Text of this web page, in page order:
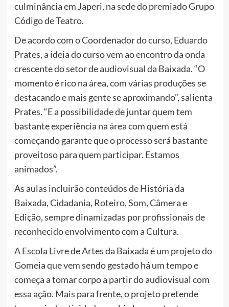
culminância em Japeri, na sede do premiado Grupo
Código de Teatro.
De acordo com o Coordenador do curso, Eduardo
Prates, a ideia do curso vem ao encontro da onda
crescente do setor de audiovisual da Baixada. “O
momento é rico na área, com várias produções se
destacando e mais gente se aproximando”, salienta
Prates. “E a possibilidade de juntar quem tem
bastante experiência na área com quem está
começando garante que o processo será bastante
proveitoso para quem participar. Estamos
animados”.
As aulas incluirão conteúdos de História da
Baixada, Cidadania, Roteiro, Som, Câmera e
Edição, sempre dinamizadas por profissionais de
reconhecido envolvimento com a Cultura.
A Escola Livre de Artes da Baixada é um projeto do
Gomeia que vem sendo gestado há um tempo e
começa a tomar corpo a partir do audiovisual com
essa ação. Mais para frente, o projeto pretende